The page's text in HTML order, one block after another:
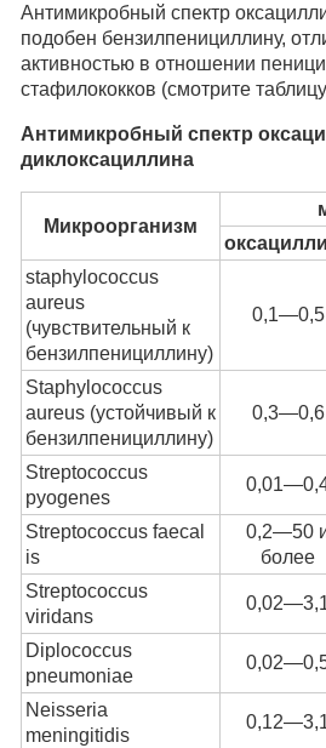
Антимикробный спектр
подобен бензилпенициллину,
активностью в отношении
стафилококков (смотрите
Антимикробный спектр
диклоксациллина
Микроорганизм
staphylococcus
aureus
(чувствительный к
бензилпенициллину)
0,1—0,5
Staphylococcus
aureus (устойчивый к
бензилпенициллину)
0,3—0,6
Streptococcus
pyogenes
Streptococcus faecal
is
0,2—50
более
Streptococcus
viridans
Diplococcus
pneumoniae
Neisseria
meningitidis